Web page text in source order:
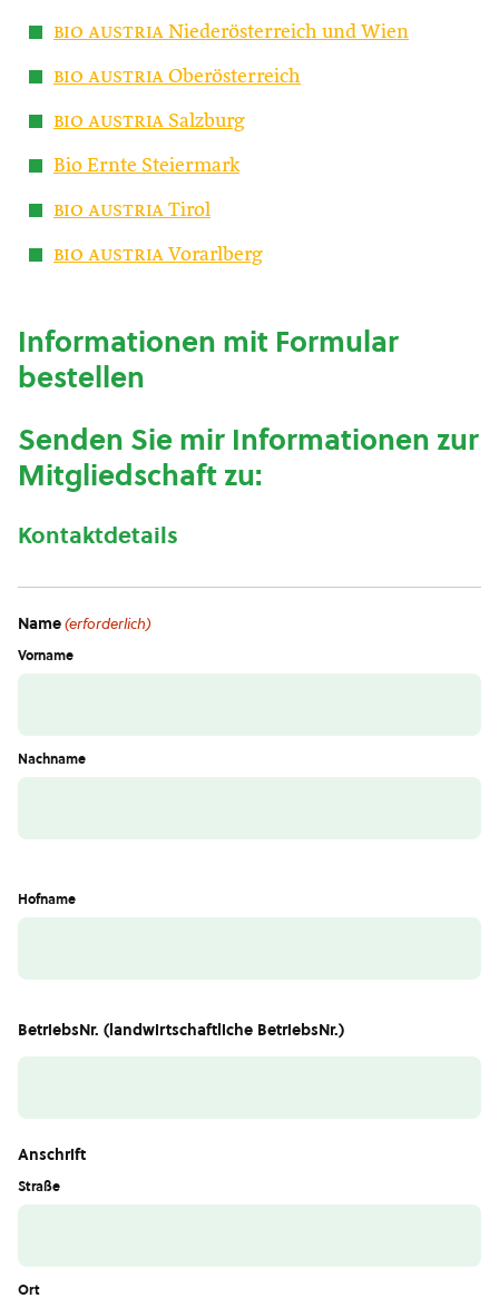
bio austria Niederösterreich und Wien
bio austria Oberösterreich
bio austria Salzburg
Bio Ernte Steiermark
bio austria Tirol
bio austria Vorarlberg
Informationen mit Formular
bestellen
Senden Sie mir Informationen zur
Mitgliedschaft zu:
Kontaktdetails
Name(erforderlich)
Vorname
Nachname
Hofname
BetriebsNr. (landwirtschaftliche BetriebsNr.)
Anschrift
Straße
Ort